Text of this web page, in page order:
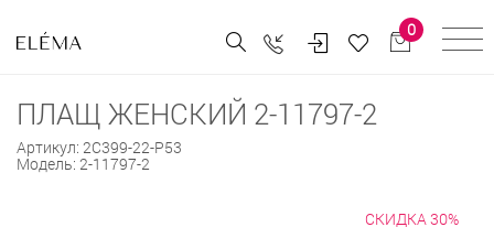
0
ПЛАЩ ЖЕНСКИЙ 2-11797-2
Артикул: 2С399-22-Р53
Модель: 2-11797-2
СКИДКА 30%